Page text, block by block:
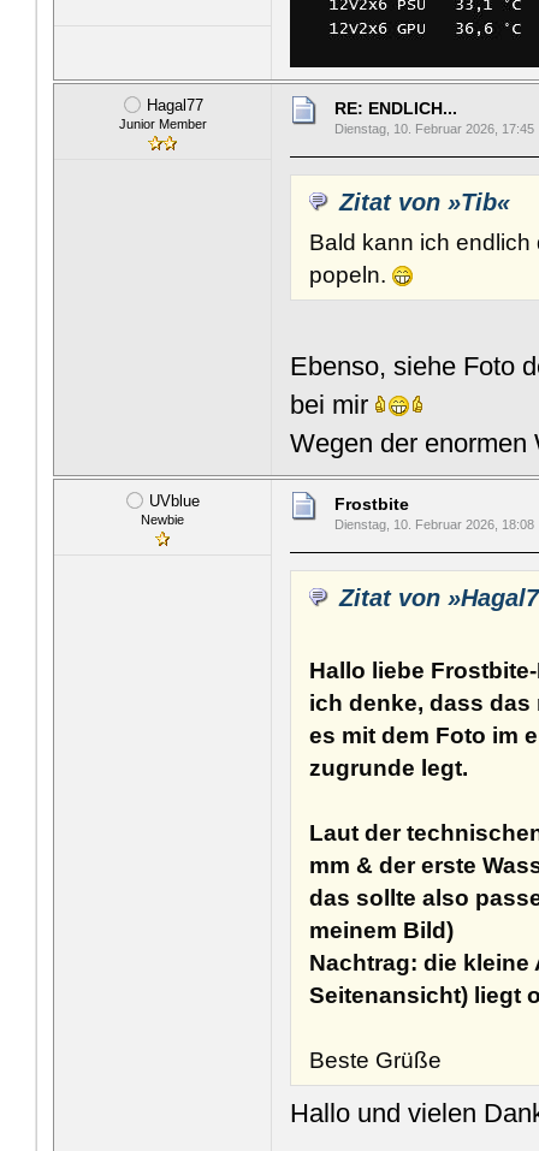
Hagal77
Junior Member
RE: ENDLICH...
Dienstag, 10. Februar 2026, 17:45
Zitat von »Tib«
Bald kann ich
popeln.
Ebenso, siehe Foto
bei mir
Wegen der enormen
UVblue
Newbie
Frostbite
Dienstag, 10. Februar 2026, 18:08
Zitat von
Hallo liebe
ich denke, dass
es mit dem Foto im
zugrunde legt.
Laut der
mm & der erste
das sollte also
meinem Bild)
Nachtrag: die
Seitenansicht) liegt
Beste Grüße
Hallo und vielen